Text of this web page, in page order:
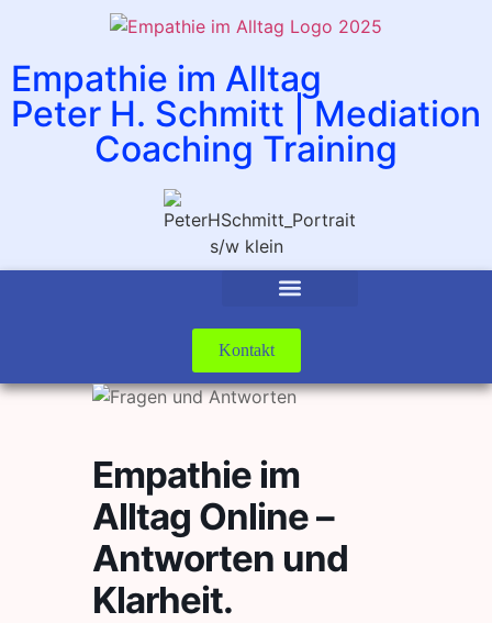
Empathie im Alltag
Peter H. Schmitt | Mediation
Coaching Training
Kontakt
Empathie im
Alltag Online –
Antworten und
Klarheit.